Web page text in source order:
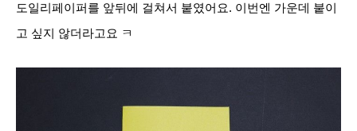
도일리페이퍼를 앞뒤에 걸쳐서 붙였어요. 이번엔 가운데 붙이
고 싶지 않더라고요 ㅋ